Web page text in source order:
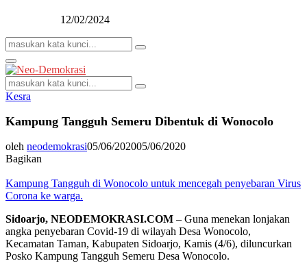
12/02/2024
Search
for:
Search
Primary
Menu
Search
for:
Search
Kesra
Kampung Tangguh Semeru Dibentuk di Wonocolo
oleh neodemokrasi05/06/202005/06/2020
Bagikan
Kampung Tangguh di Wonocolo untuk mencegah penyebaran Virus
Corona ke warga.
Sidoarjo, NEODEMOKRASI.COM – Guna menekan lonjakan
angka penyebaran Covid-19 di wilayah Desa Wonocolo,
Kecamatan Taman, Kabupaten Sidoarjo, Kamis (4/6), diluncurkan
Posko Kampung Tangguh Semeru Desa Wonocolo.